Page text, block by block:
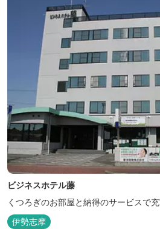
ビジネスホテル藤
くつろぎのお部屋と納得のサービスで
伊勢志摩